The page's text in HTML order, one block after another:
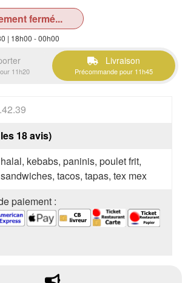
fermé...
| 18h00 - 00h00
11h20
Livraison
Précommande pour 11h45
18 avis)
kebabs, paninis, poulet frit,
tacos, tapas, tex mex
paiement :